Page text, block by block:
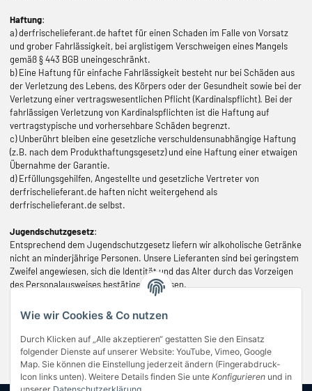
Haftung:
a) derfrischelieferant.de haftet für einen Schaden im Falle von Vorsatz
und grober Fahrlässigkeit, bei arglistigem Verschweigen eines Mangels
gemäß § 443 BGB uneingeschränkt.
b) Eine Haftung für einfache Fahrlässigkeit besteht nur bei Schäden aus
der Verletzung des Lebens, des Körpers oder der Gesundheit sowie bei der
Verletzung einer vertragswesentlichen Pflicht (Kardinalspflicht). Bei der
fahrlässigen Verletzung von Kardinalspflichten ist die Haftung auf
vertragstypische und vorhersehbare Schäden begrenzt.
c) Unberührt bleiben eine gesetzliche verschuldensunabhängige Haftung
(z.B. nach dem Produkthaftungsgesetz) und eine Haftung einer etwaigen
Übernahme der Garantie.
d) Erfüllungsgehilfen, Angestellte und gesetzliche Vertreter von
derfrischelieferant.de haften nicht weitergehend als
derfrischelieferant.de selbst.
Jugendschutzgesetz:
Entsprechend dem Jugendschutzgesetz liefern wir alkoholische Getränke
nicht an minderjährige Personen. Unsere Lieferanten sind bei geringstem
Zweifel angewiesen, sich die Identität und das Alter durch das Vorzeigen
des Personalausweises bestätigen zu lassen.
Editierbar im Admin-Backend unter Inhalte -> AGB/WRB.
Wie wir Cookies & Co nutzen
Durch Klicken auf „Alle akzeptieren“ gestatten Sie den Einsatz
folgender Dienste auf unserer Website: YouTube, Vimeo, Google
Map. Sie können die Einstellung jederzeit ändern (Fingerabdruck-
Icon links unten). Weitere Details finden Sie unte Konfigurieren und in